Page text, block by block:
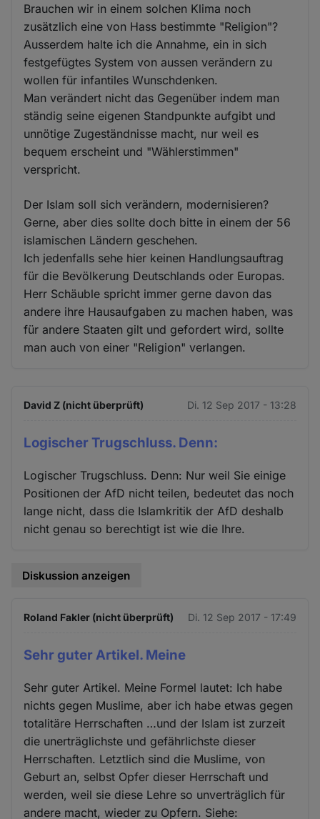
Brauchen wir in einem solchen Klima noch
zusätzlich eine von Hass bestimmte "Religion"?
Ausserdem halte ich die Annahme, ein in sich
festgefügtes System von aussen verändern zu
wollen für infantiles Wunschdenken.
Man verändert nicht das Gegenüber indem man
ständig seine eigenen Standpunkte aufgibt und
unnötige Zugeständnisse macht, nur weil es
bequem erscheint und "Wählerstimmen"
verspricht.
Der Islam soll sich verändern, modernisieren?
Gerne, aber dies sollte doch bitte in einem der 56
islamischen Ländern geschehen.
Ich jedenfalls sehe hier keinen Handlungsauftrag
für die Bevölkerung Deutschlands oder Europas.
Herr Schäuble spricht immer gerne davon das
andere ihre Hausaufgaben zu machen haben, was
für andere Staaten gilt und gefordert wird, sollte
man auch von einer "Religion" verlangen.
David Z (nicht überprüft) Di. 12 Sep 2017 - 13:28
Logischer Trugschluss. Denn:
Logischer Trugschluss. Denn: Nur weil Sie einige
Positionen der AfD nicht teilen, bedeutet das noch
lange nicht, dass die Islamkritik der AfD deshalb
nicht genau so berechtigt ist wie die Ihre.
Diskussion anzeigen
Roland Fakler (nicht überprüft) Di. 12 Sep 2017 - 17:49
Sehr guter Artikel. Meine
Sehr guter Artikel. Meine Formel lautet: Ich habe
nichts gegen Muslime, aber ich habe etwas gegen
totalitäre Herrschaften …und der Islam ist zurzeit
die unerträglichste und gefährlichste dieser
Herrschaften. Letztlich sind die Muslime, von
Geburt an, selbst Opfer dieser Herrschaft und
werden, weil sie diese Lehre so unverträglich für
andere macht, wieder zu Opfern. Siehe: